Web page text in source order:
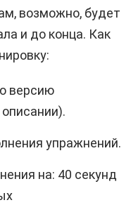
возможно, будет
и до конца. Как
версию
упражнений.
на: 40 секунд